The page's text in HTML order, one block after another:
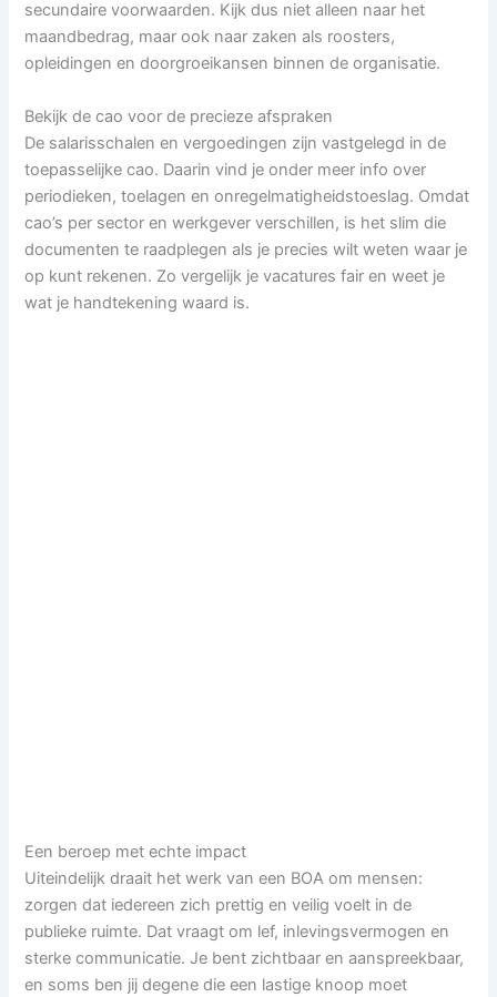
secundaire voorwaarden. Kijk dus niet alleen naar het
maandbedrag, maar ook naar zaken als roosters,
opleidingen en doorgroeikansen binnen de organisatie.
Bekijk de cao voor de precieze afspraken
De salarisschalen en vergoedingen zijn vastgelegd in de
toepasselijke cao. Daarin vind je onder meer info over
periodieken, toelagen en onregelmatigheidstoeslag. Omdat
cao’s per sector en werkgever verschillen, is het slim die
documenten te raadplegen als je precies wilt weten waar je
op kunt rekenen. Zo vergelijk je vacatures fair en weet je
wat je handtekening waard is.
Een beroep met echte impact
Uiteindelijk draait het werk van een BOA om mensen:
zorgen dat iedereen zich prettig en veilig voelt in de
publieke ruimte. Dat vraagt om lef, inlevingsvermogen en
sterke communicatie. Je bent zichtbaar en aanspreekbaar,
en soms ben jij degene die een lastige knoop moet